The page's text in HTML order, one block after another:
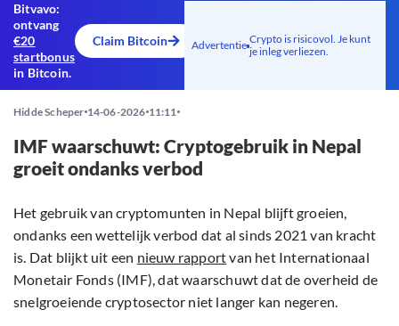
Bitvavo:
ontvang
€20
startbonus
in Bitcoin.
Claim Bitcoin Advertentie Crypto is risicovol. Je kunt
je inleg verliezen.
Hidde Scheper 14-06-2026 11:11
IMF waarschuwt: Cryptogebruik in Nepal
groeit ondanks verbod
Het gebruik van cryptomunten in Nepal blijft groeien,
ondanks een wettelijk verbod dat al sinds 2021 van kracht
is. Dat blijkt uit een nieuw rapportvan het Internationaal
Monetair Fonds (IMF), dat waarschuwt dat de overheid de
snelgroeiende cryptosector niet langer kan negeren.